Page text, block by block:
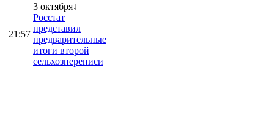
21:57
3 октября↓
Росстат
представил
предварительные
итоги второй
сельхозпереписи